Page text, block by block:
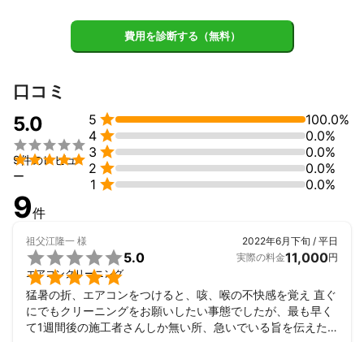
しっかり養生!!丁寧な作業を心がけます!!
クリーニングを通して、お客様の心からの笑顔と心のリフレッシ
ュするお手伝いが出来ればと考えております。
費用を診断する（無料）
口コミ
5.0


9件のレビュ
ー
5 
100.0%
4 
0.0%
3 
0.0%
2 
0.0%
1  0.0%
9件
祖父江隆一 様


5.0
エアコンクリーニング
2022年6月下旬 / 平日
実際の料金11,000円
猛暑の折、エアコンをつけると、咳、喉の不快感を覚え 直ぐ
にでもクリーニングをお願いしたい事態でしたが、最も早く
て1週間後の施工者さんしか無い所、急いでいる旨を伝えた